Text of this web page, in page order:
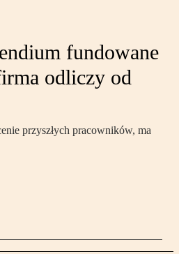
fundowane
odliczy od
przyszłych pracowników, ma